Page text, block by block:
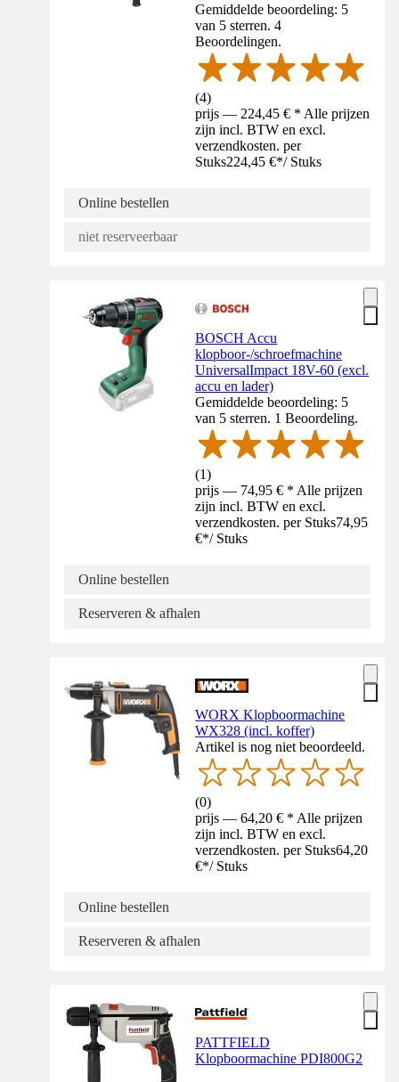
Gemiddelde beoordeling: 5
van 5 sterren. 4
Beoordelingen.
(4)
prijs — 224,45 € * Alle prijzen
zijn incl. BTW en excl.
verzendkosten. per
Stuks224,45 €*/ Stuks
Online bestellen
niet reserveerbaar
BOSCH Accu
klopboor-/schroefmachine
UniversalImpact 18V-60 (excl.
accu en lader)
Gemiddelde beoordeling: 5
van 5 sterren. 1 Beoordeling.
(1)
prijs — 74,95 € * Alle prijzen
zijn incl. BTW en excl.
verzendkosten. per Stuks74,95
€*/ Stuks
Online bestellen
Reserveren & afhalen
WORX Klopboormachine
WX328 (incl. koffer)
Artikel is nog niet beoordeeld.
(0)
prijs — 64,20 € * Alle prijzen
zijn incl. BTW en excl.
verzendkosten. per Stuks64,20
€*/ Stuks
Online bestellen
Reserveren & afhalen
PATTFIELD
Klopboormachine PDI800G2